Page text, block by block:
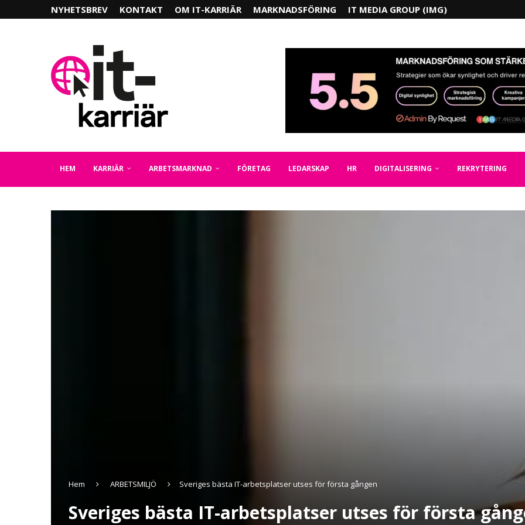
NYHETSBREV KONTAKT OM IT-KARRIÄR MARKNADSFÖRING IT MEDIA GROUP (IMG)
HEM KARRIÄR ARBETSMARKNAD FÖRETAG LEDARSKAP HR DIGITALISERING REKRYTERING
Hem ARBETSMILJÖ Sveriges bästa IT-arbetsplatser utses för första gången
Sveriges bästa IT-arbetsplatser utses för första